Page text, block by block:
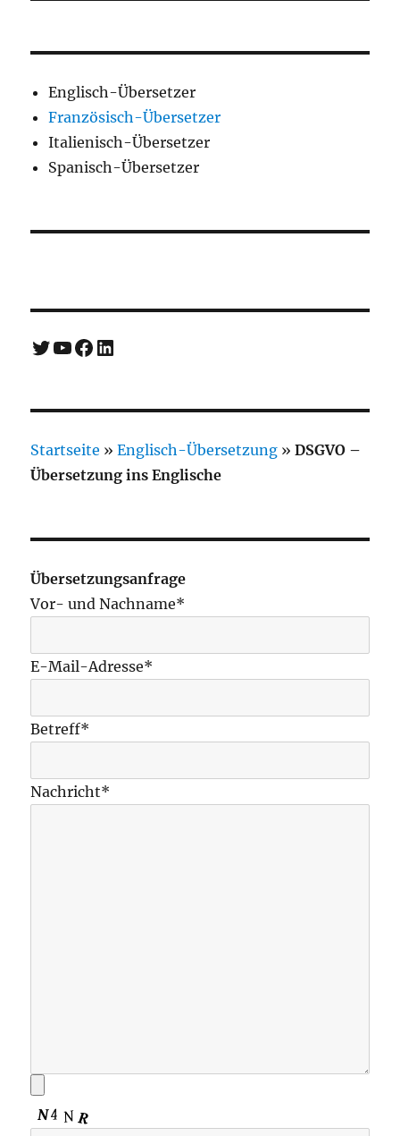
Englisch-Übersetzer
Französisch-Übersetzer
Italienisch-Übersetzer
Spanisch-Übersetzer
Twitter
YouTube
Facebook
LinkedIn
Startseite »Englisch-Übersetzung »DSGVO –
Übersetzung ins Englische
Übersetzungsanfrage
Vor- und Nachname*
E-Mail-Adresse*
Betreff*
Nachricht*